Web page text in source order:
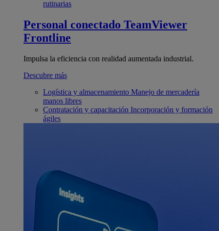
rutinarias
Personal conectado TeamViewer
Frontline
Impulsa la eficiencia con realidad aumentada industrial.
Descubre más
Logística y almacenamiento Manejo de mercadería
manos libres
Contratación y capacitación Incorporación y formación
ágiles